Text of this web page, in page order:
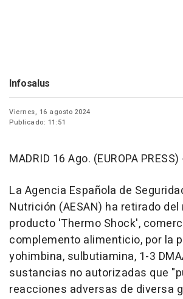
Infosalus
Viernes, 16 agosto 2024
Publicado: 11:51
MADRID 16 Ago. (EUROPA PRESS)
La Agencia Española de
Nutrición (AESAN) ha retirado
producto 'Thermo Shock',
complemento alimenticio, por la
yohimbina, sulbutiamina, 1-3
sustancias no autorizadas que
reacciones adversas de diversa